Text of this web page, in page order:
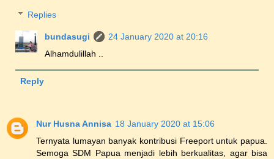
Replies
bundasugi
24 January 2020 at 20:16
Alhamdulillah ..
Reply
Nur Husna Annisa 18 January 2020 at 15:06
Ternyata lumayan banyak kontribusi Freeport untuk papua.
Semoga SDM Papua menjadi lebih berkualitas, agar bisa